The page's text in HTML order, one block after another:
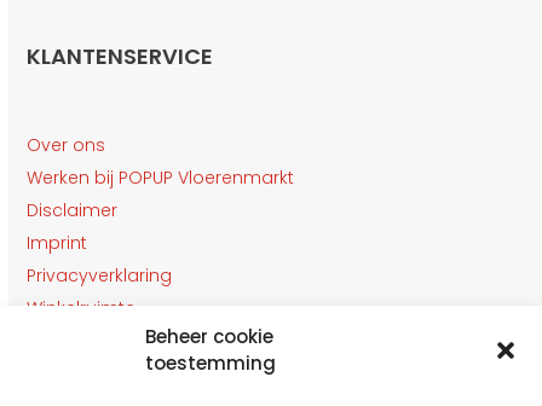
Beheer cookie
toestemming
KLANTENSERVICE
Over ons
Werken bij POPUP Vloerenmarkt
Disclaimer
Imprint
Privacyverklaring
Winkelruimte
Klantenservice